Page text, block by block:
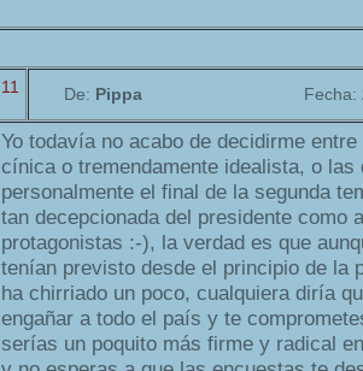
11 De: Pippa Fecha:
Yo todavía no acabo de decidirme
cínica o tremendamente idealista, o las
personalmente el final de la segunda
tan decepcionada del presidente como
protagonistas :-), la verdad es que
tenían previsto desde el principio de la
ha chirriado un poco, cualquiera diría
engañar a todo el país y te
serías un poquito más firme y radical